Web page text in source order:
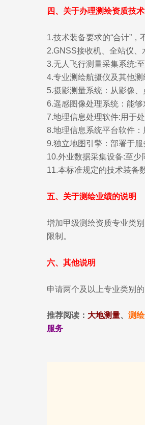
四、关于办理测绘资质技
1.技术装备要求的“合计”，
2.GNSS接收机、全站仪、
3.无人飞行测量采集系统:
4.专业测绘航摄仪及其他
5.摄影测量系统：从影像
6.遥感图像处理系统：能
7.地理信息处理软件:用于
8.地理信息系统平台软件
9.独立地图引擎：部署于
10.外业数据采集设备:至少
11.本标准规定的技术装备
五、关于测绘业绩的说明
增加甲级测绘资质专业类
限制。
六、其他说明
申请两个及以上专业类别
推荐阅读： 大地测量、 测
服务